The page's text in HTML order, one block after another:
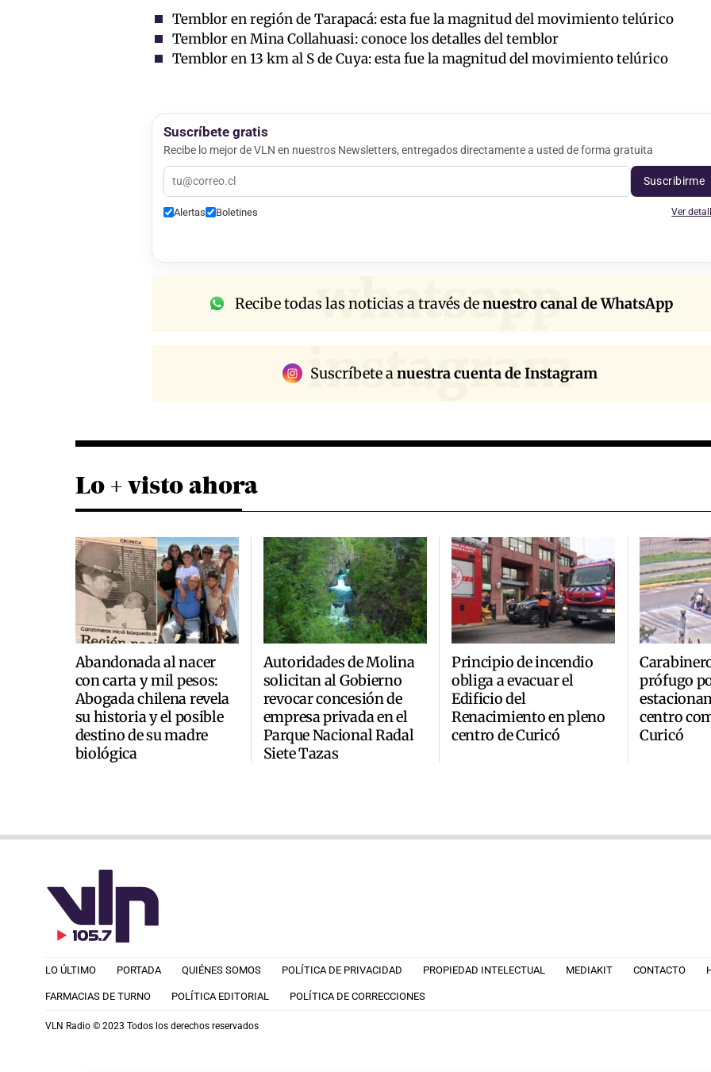
Temblor en región de Tarapacá: esta fue la magnitud del movimiento telúrico
Temblor en Mina Collahuasi: conoce los detalles del temblor
Temblor en 13 km al S de Cuya: esta fue la magnitud del movimiento telúrico
Suscríbete gratis
Recibe lo mejor de VLN en nuestros Newsletters, entregados directamente a usted de forma gratuita
Suscribirme
Alertas Boletines Ver
whatsapp
Recibe todas las noticias a través denuestro canal de WhatsApp
instagram
Suscríbete anuestra cuenta de Instagram
Lo + visto ahora
Abandonada al nacer
con carta y mil pesos:
Abogada chilena revela
su historia y el posible
destino de su madre
biológica
Autoridades de Molina
solicitan al Gobierno
revocar concesión de
empresa privada en el
Parque Nacional Radal
Siete Tazas
Principio de incendio
obliga a evacuar el
Edificio del
Renacimiento en pleno
centro de Curicó
prófugo
centro
Curicó
LO ÚLTIMO PORTADA QUIÉNES SOMOS POLÍTICA DE PRIVACIDAD PROPIEDAD INTELECTUAL MEDIAKIT CONTACTO
FARMACIAS DE TURNO POLÍTICA EDITORIAL POLÍTICA DE CORRECCIONES
VLN Radio © 2023 Todos los derechos reservados